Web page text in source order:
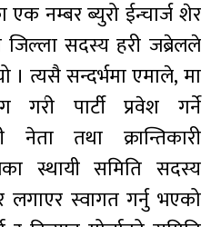
एक नम्बर ब्युरो ईन्चार्ज शेर
जिल्ला सदस्य हरी जब्रेलले
। त्यसै सन्दर्भमा एमाले, मा
गरी पार्टी प्रवेश गर्ने
नेता तथा क्रान्तिकारी
स्थायी समिति सदस्य
स्वागत गर्नु भएको